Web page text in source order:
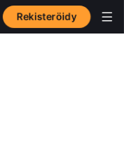
Rekisteröidy